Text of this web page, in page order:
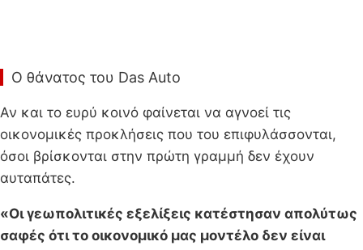
Ο θάνατος του Das Auto
Αν και το ευρύ κοινό φαίνεται να αγνοεί τις
οικονομικές προκλήσεις που του επιφυλάσσονται,
όσοι βρίσκονται στην πρώτη γραμμή δεν έχουν
αυταπάτες.
«Οι γεωπολιτικές εξελίξεις κατέστησαν απολύτως
σαφές ότι το οικονομικό μας μοντέλο δεν είναι